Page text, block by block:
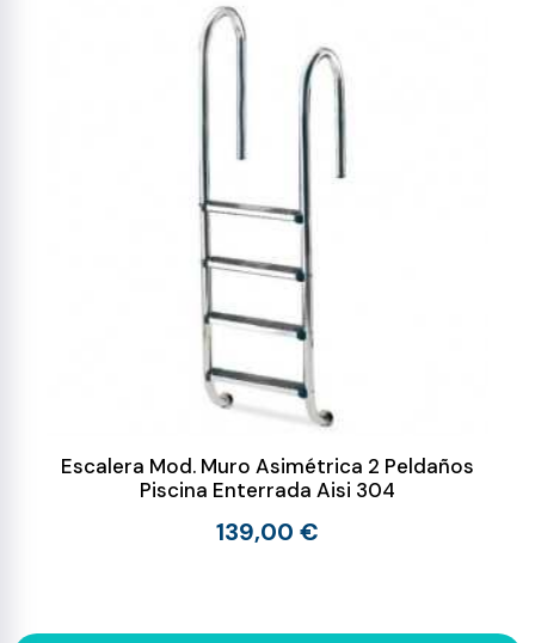
Escalera Mod. Muro Asimétrica 2 Peldaños
Piscina Enterrada Aisi 304
139,00 €